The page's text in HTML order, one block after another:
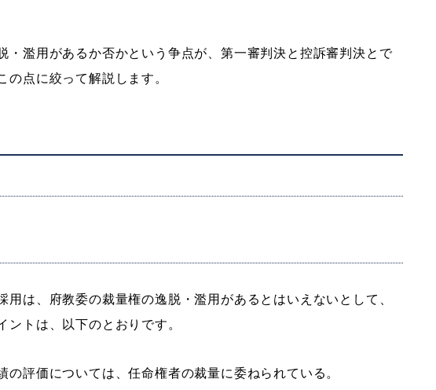
濫用があるか否かという争点が、第一審判決と控訴審判決とで
の点に絞って解説します。
は、府教委の裁量権の逸脱・濫用があるとはいえないとして、
トは、以下のとおりです。
評価については、任命権者の裁量に委ねられている。